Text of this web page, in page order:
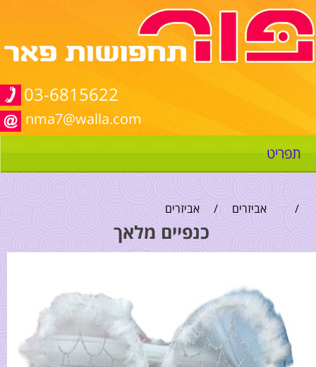
03-6815622
nma7@walla.com
תפריט
/ אביזרים / אביזרים
כנפיים מלאך